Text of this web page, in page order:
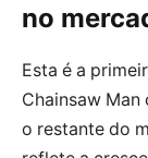
no
Esta é a
Chainsaw Man
o restante do